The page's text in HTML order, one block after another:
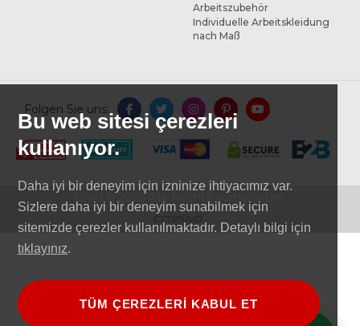
Arbeitszubehör
Individuelle Arbeitskleidung
nach Maß
Folgen Sie uns:
Giviu © 2025 Alle Rechte vorbehalten.
Bu web sitesi çerezleri
kullanıyor.
Daha iyi bir deneyim için izninize ihtiyacımız var.
Sizlere daha iyi bir deneyim sunabilmek için
sitemizde çerezler kullanılmaktadır. Detaylı bilgi için
tıklayınız.
TÜM ÇEREZLERİ KABUL ET